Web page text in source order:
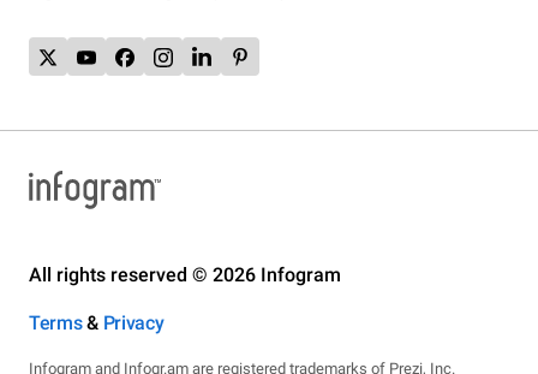
All rights reserved © 2026 Infogram
Terms& Privacy
Infogram and Infogr.am are registered trademarks of Prezi, Inc.